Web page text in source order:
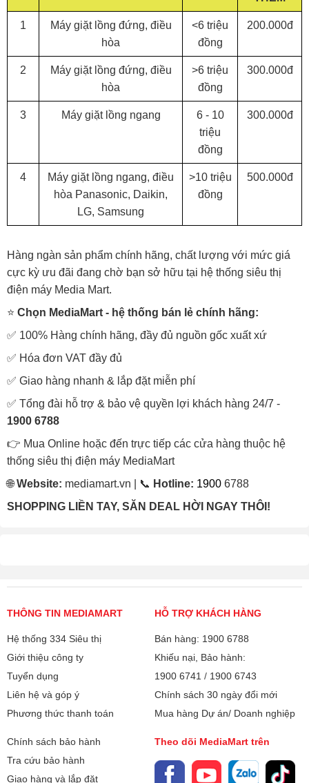
1
Máy giặt lồng đứng, điều
hòa
<6 triệu
đồng
200.000đ
2
Máy giặt lồng đứng, điều
hòa
>6 triệu
đồng
300.000đ
3 Máy giặt lồng ngang
6 - 10
triệu
đồng
300.000đ
4
Máy giặt lồng ngang, điều
hòa Panasonic, Daikin,
LG, Samsung
>10 triệu
đồng
500.000đ
Hàng ngàn sản phẩm chính hãng, chất lượng với mức giá
cực kỳ ưu đãi đang chờ bạn sở hữu tại hệ thống siêu thị
điện máy Media Mart.
⭐ Chọn MediaMart - hệ thống bán lẻ chính hãng:
✅ 100% Hàng chính hãng, đầy đủ nguồn gốc xuất xứ
✅ Hóa đơn VAT đầy đủ
✅ Giao hàng nhanh & lắp đặt miễn phí
✅ Tổng đài hỗ trợ & bảo vệ quyền lợi khách hàng 24/7 -
1900 6788
👉 Mua Online hoặc đến trực tiếp các cửa hàng thuộc hệ
thống siêu thị điện máy MediaMart
🌐Website: mediamart.vn | 📞 Hotline: 1900 6788
SHOPPING LIỀN TAY, SĂN DEAL HỜI NGAY THÔI!
THÔNG TIN MEDIAMART
Hệ thống 334 Siêu thị
Giới thiệu công ty
Tuyển dụng
Liên hệ và góp ý
Phương thức thanh toán
HỖ TRỢ KHÁCH HÀNG
Bán hàng: 1900 6788
Khiếu nại, Bảo hành:
1900 6741 / 1900 6743
Chính sách 30 ngày đổi mới
Mua hàng Dự án/ Doanh nghiệp
Chính sách bảo hành
Tra cứu bảo hành
Giao hàng và lắp đặt
Theo dõi MediaMart trên